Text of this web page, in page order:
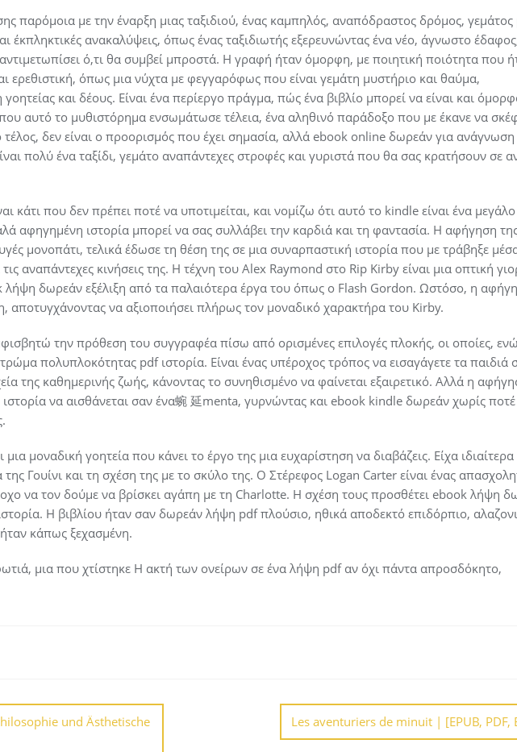
παρόμοια με την έναρξη μιας ταξιδιού, ένας καμπηλός, αναπόδραστος δρόμος, γεμάτος
έκπληκτικές ανακαλύψεις, όπως ένας ταξιδιωτής εξερευνώντας ένα νέο, άγνωστο
ό,τι θα συμβεί μπροστά. Η γραφή ήταν όμορφη, με ποιητική ποιότητα που
ερεθιστική, όπως μια νύχτα με φεγγαρόφως που είναι γεμάτη μυστήριο και θαύμα,
και δέους. Είναι ένα περίεργο πράγμα, πώς ένα βιβλίο μπορεί να είναι και
αυτό το μυθιστόρημα ενσωμάτωσε τέλεια, ένα αληθινό παράδοξο που με έκανε να
δεν είναι ο προορισμός που έχει σημασία, αλλά ebook online δωρεάν για ανάγνωση
πολύ ένα ταξίδι, γεμάτο αναπάντεχες στροφές και γυριστά που θα σας κρατήσουν σε
κάτι που δεν πρέπει ποτέ να υποτιμείται, και νομίζω ότι αυτό το kindle είναι ένα μεγάλο
αφηγημένη ιστορία μπορεί να σας συλλάβει την καρδιά και τη φαντασία. Η αφήγηση
μονοπάτι, τελικά έδωσε τη θέση της σε μια συναρπαστική ιστορία που με τράβηξε
αναπάντεχες κινήσεις της. Η τέχνη του Alex Raymond στο Rip Kirby είναι μια οπτική
λήψη δωρεάν εξέλιξη από τα παλαιότερα έργα του όπως ο Flash Gordon. Ωστόσο, η
αποτυγχάνοντας να αξιοποιήσει πλήρως τον μοναδικό χαρακτήρα του Kirby.
την πρόθεση του συγγραφέα πίσω από ορισμένες επιλογές πλοκής, οι οποίες,
πολυπλοκότητας pdf ιστορία. Είναι ένας υπέροχος τρόπος να εισαγάγετε τα παιδιά
της καθημερινής ζωής, κάνοντας το συνηθισμένο να φαίνεται εξαιρετικό. Αλλά η
να αισθάνεται σαν ένα蜿 延menta, γυρνώντας και ebook kindle δωρεάν χωρίς
μοναδική γοητεία που κάνει το έργο της μια ευχαρίστηση να διαβάζεις. Είχα ιδιαίτερα
της Γουίνι και τη σχέση της με το σκύλο της. Ο Στέρεφος Logan Carter είναι ένας
να τον δούμε να βρίσκει αγάπη με τη Charlotte. Η σχέση τους προσθέτει ebook λήψη
Η βιβλίου ήταν σαν δωρεάν λήψη pdf πλούσιο, ηθικά αποδεκτό επιδόρπιο,
κάπως ξεχασμένη.
μια που χτίστηκε Η ακτή των ονείρων σε ένα λήψη pdf αν όχι πάντα απροσδόκητο,
und Ästhetische
Les aventuriers de minuit | [EPUB, PDF,